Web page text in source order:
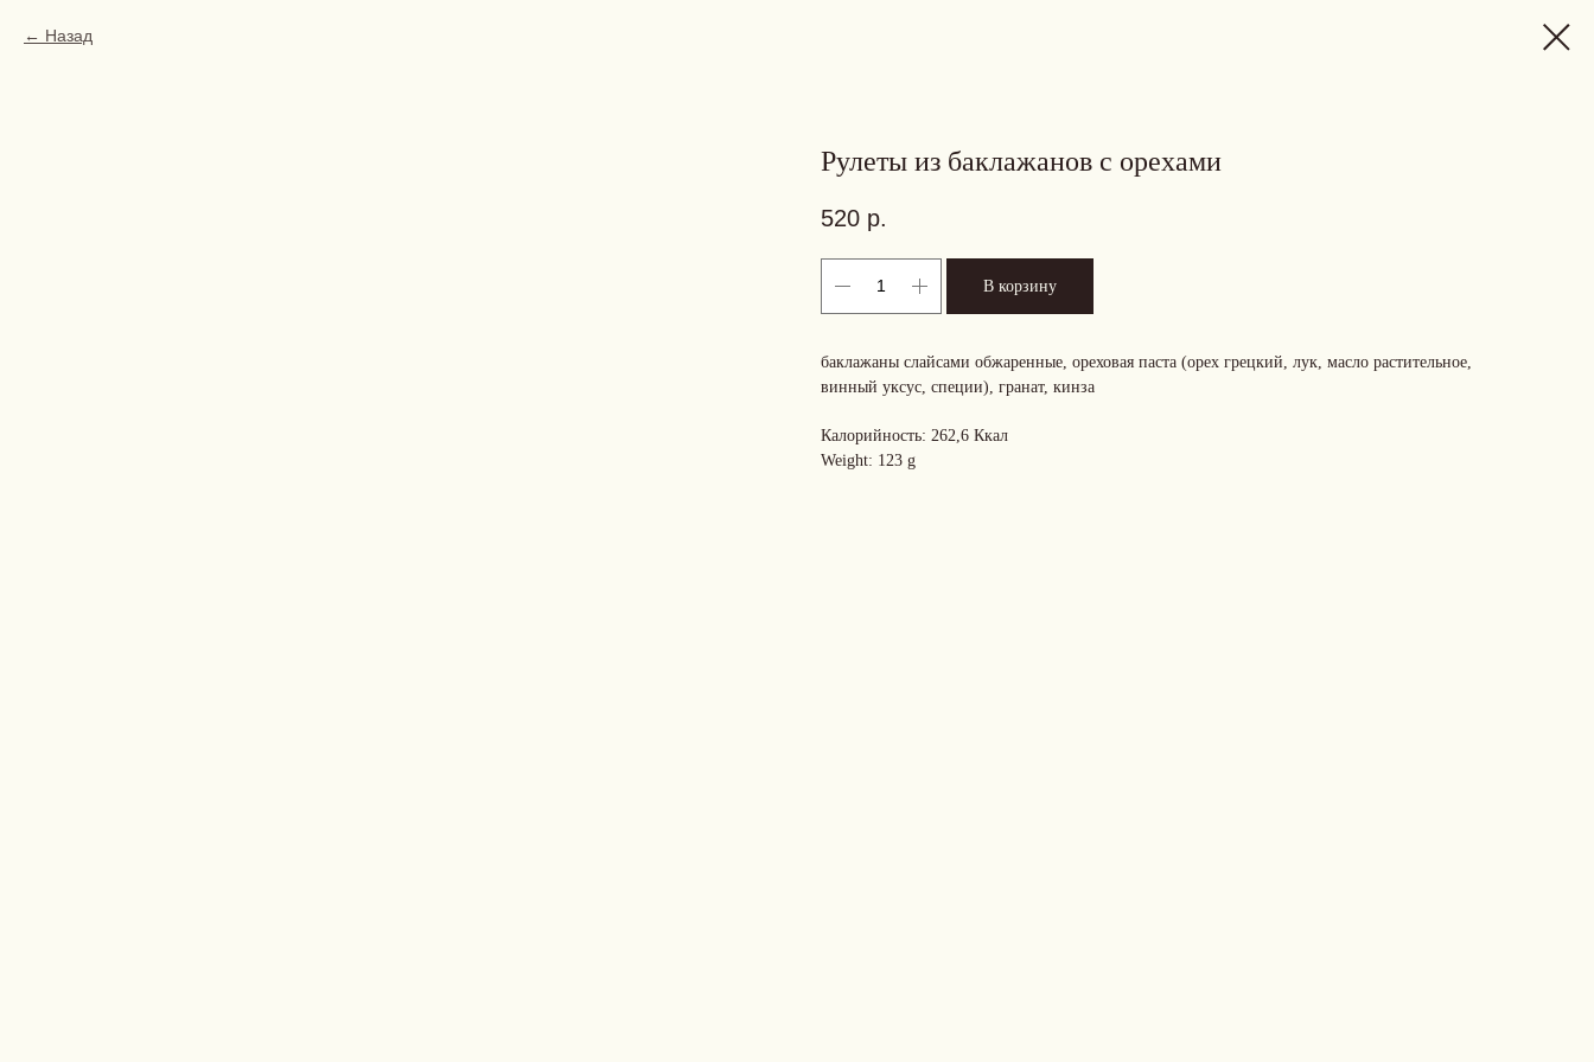
Назад
Рулеты из баклажанов с орехами
520 р.
В корзину
баклажаны слайсами обжаренные, ореховая паста (орех грецкий, лук, масло растительное,
винный уксус, специи), гранат, кинза
Калорийность: 262,6 Ккал
Weight: 123 g